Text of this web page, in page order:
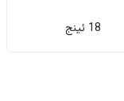
18 ئینج